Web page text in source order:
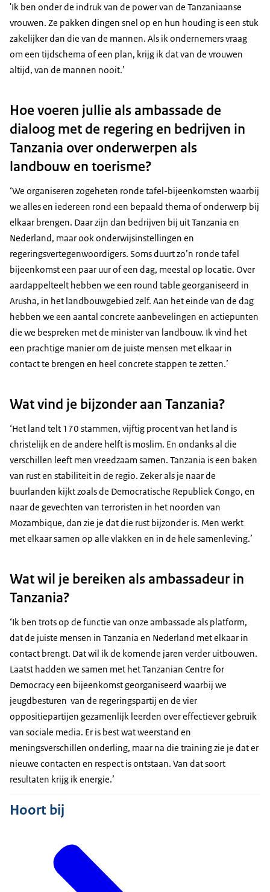
'Ik ben onder de indruk van de power van de Tanzaniaanse
vrouwen. Ze pakken dingen snel op en hun houding is een stuk
zakelijker dan die van de mannen. Als ik ondernemers vraag
om een tijdschema of een plan, krijg ik dat van de vrouwen
altijd, van de mannen nooit.’
Hoe voeren jullie als ambassade de
dialoog met de regering en bedrijven in
Tanzania over onderwerpen als
landbouw en toerisme?
‘We organiseren zogeheten ronde tafel-bijeenkomsten waarbij
we alles en iedereen rond een bepaald thema of onderwerp bij
elkaar brengen. Daar zijn dan bedrijven bij uit Tanzania en
Nederland, maar ook onderwijsinstellingen en
regeringsvertegenwoordigers. Soms duurt zo’n ronde tafel
bijeenkomst een paar uur of een dag, meestal op locatie. Over
aardappelteelt hebben we een round table georganiseerd in
Arusha, in het landbouwgebied zelf. Aan het einde van de dag
hebben we een aantal concrete aanbevelingen en actiepunten
die we bespreken met de minister van landbouw. Ik vind het
een prachtige manier om de juiste mensen met elkaar in
contact te brengen en heel concrete stappen te zetten.’
Wat vind je bijzonder aan Tanzania?
‘Het land telt 170 stammen, vijftig procent van het land is
christelijk en de andere helft is moslim. En ondanks al die
verschillen leeft men vreedzaam samen. Tanzania is een baken
van rust en stabiliteit in de regio. Zeker als je naar de
buurlanden kijkt zoals de Democratische Republiek Congo, en
naar de gevechten van terroristen in het noorden van
Mozambique, dan zie je dat die rust bijzonder is. Men werkt
met elkaar samen op alle vlakken en in de hele samenleving.’
Wat wil je bereiken als ambassadeur in
Tanzania?
‘Ik ben trots op de functie van onze ambassade als platform,
dat de juiste mensen in Tanzania en Nederland met elkaar in
contact brengt. Dat wil ik de komende jaren verder uitbouwen.
Laatst hadden we samen met het Tanzanian Centre for
Democracy een bijeenkomst georganiseerd waarbij we
jeugdbesturen van de regeringspartij en de vier
oppositiepartijen gezamenlijk leerden over effectiever gebruik
van sociale media. Er is best wat weerstand en
meningsverschillen onderling, maar na die training zie je dat er
nieuwe contacten en respect is ontstaan. Van dat soort
resultaten krijg ik energie.’
Hoort bij